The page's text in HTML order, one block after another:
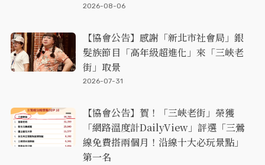
2026-08-06
2026-07-31
【協會公告】感謝「新北市社會局」銀
髮族節目「高年級超進化」來「三峽老
街」取景
【協會公告】賀！「三峽老街」榮獲
「網路溫度計DailyView」評選「三鶯
線免費搭兩個月！沿線十大必玩景點」
第一名